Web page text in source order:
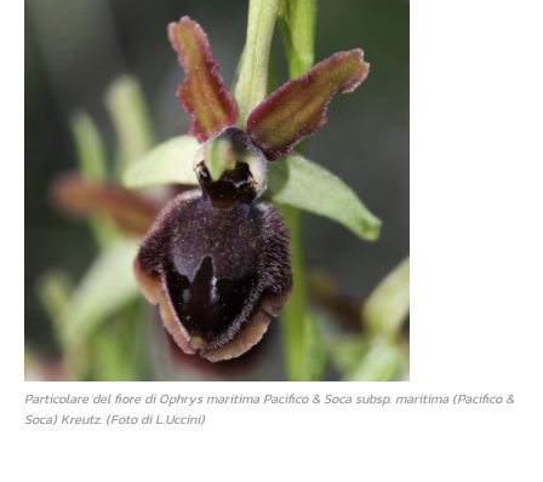
Particolare del fiore di Ophrys maritima Pacifico & Soca subsp. maritima (Pacifico &
Soca) Kreutz. (Foto di L.Uccini)